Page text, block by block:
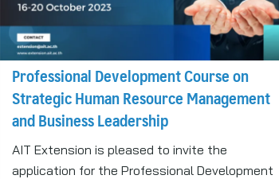
Professional Development Course on
Strategic Human Resource Management
and Business Leadership
AIT Extension is pleased to invite the
application for the Professional Development